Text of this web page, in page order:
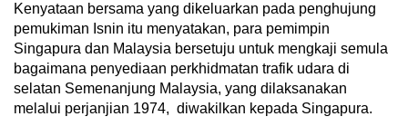
Kenyataan bersama yang dikeluarkan pada penghujung
pemukiman Isnin itu menyatakan, para pemimpin
Singapura dan Malaysia bersetuju untuk mengkaji semula
bagaimana penyediaan perkhidmatan trafik udara di
selatan Semenanjung Malaysia, yang dilaksanakan
melalui perjanjian 1974, diwakilkan kepada Singapura.